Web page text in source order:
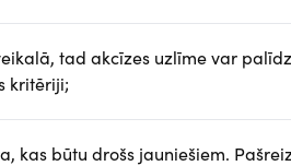
tad akcīzes uzlīme var
kritēriji;
kas būtu drošs jauniešiem.